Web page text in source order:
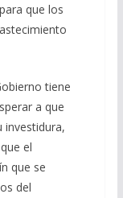
que los
tiene
a que
investidura,
el
que se
del